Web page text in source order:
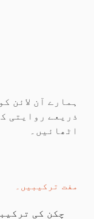
ہمارے آن لائن
ذریعے روایتی
اٹھائیں۔
مفت ترکیبیں۔
چکن کی